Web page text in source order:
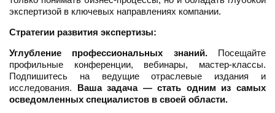
экспертизой в ключевых направлениях компании.
Стратегии развития экспертизы:
Углубление профессиональных знаний.Посещайте
профильные конференции, вебинары, мастер-классы.
Подпишитесь на ведущие отраслевые издания и
исследования. Ваша задача — стать одним из самых
осведомленных специалистов в своей области.